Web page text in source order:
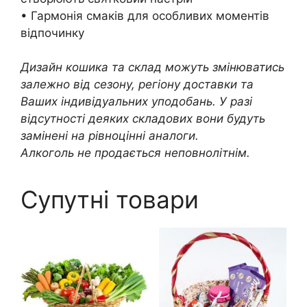
• Гармонія смаків для особливих моментів
відпочинку
Дизайн кошика та склад можуть змінюватись
залежно від сезону, регіону доставки та
Ваших індивідуальних уподобань. У разі
відсутності деяких складових вони будуть
замінені на рівноцінні аналоги.
Алкоголь не продається неповнолітнім.
Супутні товари